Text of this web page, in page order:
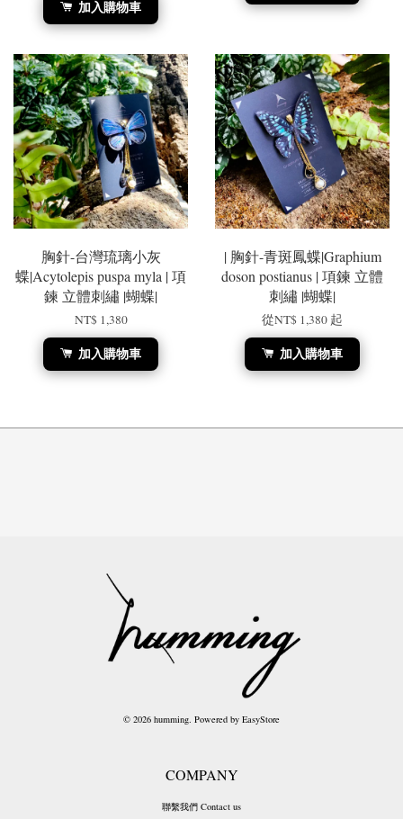
加入購物車
胸針-台灣琉璃小灰
蝶|Acytolepis puspa myla | 項
鍊 立體刺繡 |蝴蝶|
NT$ 1,380
加入購物車
| 胸針-青斑鳳蝶|Graphium
doson postianus | 項鍊 立體
刺繡 |蝴蝶|
從NT$ 1,380 起
加入購物車
© 2026 humming. Powered by EasyStore
COMPANY
聯繫我們 Contact us